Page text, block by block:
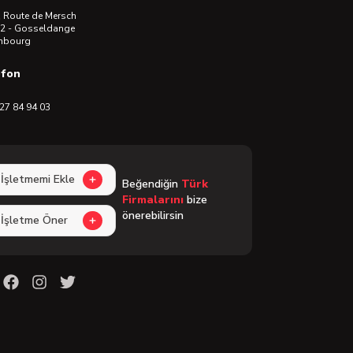
Route de Mersch
- Gosseldange
84 94 03
İşletmemi Ekle
İşletme Öner
Beğendiğin Türk
Firmalarını bize
önerebilirsin